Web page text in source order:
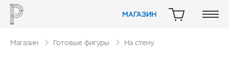
МАГАЗИН КОРЗИНА
Магазин Готовые фигуры На стену